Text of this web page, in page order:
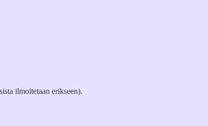
ilmoitetaan erikseen).